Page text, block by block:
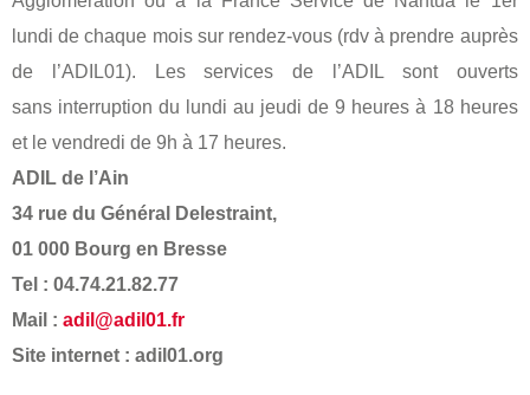
lundi de chaque mois sur rendez-vous (rdv à prendre auprès
de l’ADIL01). Les services de l’ADIL sont ouverts
sans interruption du lundi au jeudi de 9 heures à 18 heures
et le vendredi de 9h à 17 heures.
ADIL de l’Ain
34 rue du Général Delestraint,
01 000 Bourg en Bresse
Tel : 04.74.21.82.77
Mail : adil@adil01.fr
Site internet : adil01.org